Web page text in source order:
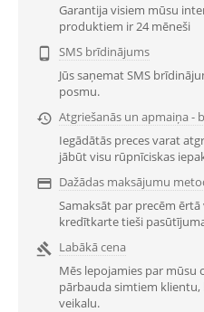
Garantija visiem mūsu
produktiem ir 24 mēneši

SMS brīdinājums
Jūs saņemat SMS
posmu.
 Atgriešanās un apmaiņa -
Iegādātās preces varat
jābūt visu rūpnīciskas
 Dažādas maksājumu
Samaksāt par precēm
kredītkarte tieši

Labākā cena
Mēs lepojamies par mūsu
pārbauda simtiem
veikalu.